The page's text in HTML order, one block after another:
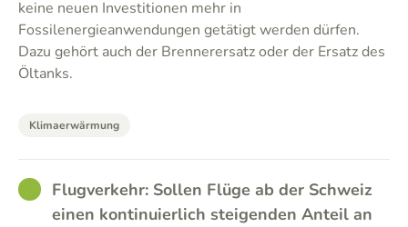
keine neuen Investitionen mehr in
Fossilenergieanwendungen getätigt werden dürfen.
Dazu gehört auch der Brennerersatz oder der Ersatz des
Öltanks.
Klimaerwärmung
GOODFlugverkehr: Sollen Flüge ab der Schweiz
einen kontinuierlich steigenden Anteil an